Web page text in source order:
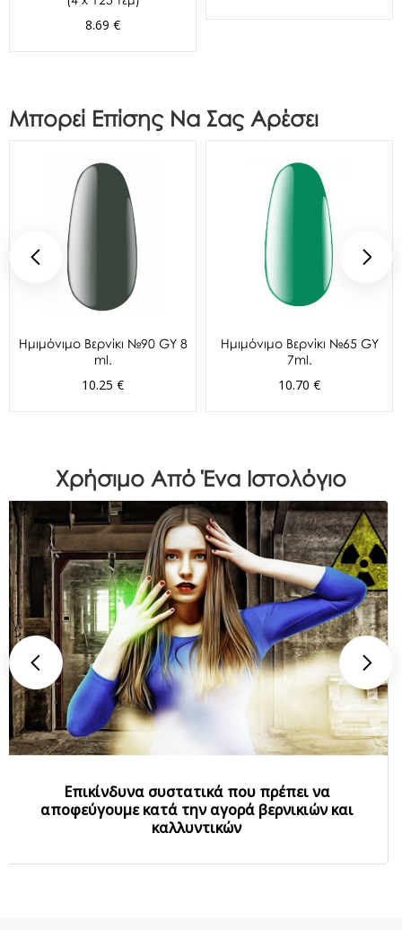
8.69 €
Μπορεί Επίσης Να Σας Αρέσει
Ημιμόνιμο Βερνίκι №90 GY 8
ml.
10.25 €
Ημιμόνιμο Βερνίκι №65 GY
7ml.
10.70 €
Χρήσιμο Από Ένα Ιστολόγιο
Επικίνδυνα συστατικά που πρέπει να
αποφεύγουμε κατά την αγορά βερνικιών και
καλλυντικών